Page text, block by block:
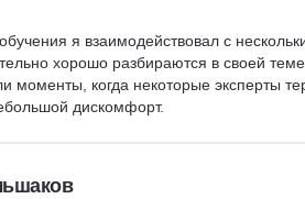
я взаимодействовал с
хорошо разбираются в своей
моменты, когда некоторые эксперты
дискомфорт.